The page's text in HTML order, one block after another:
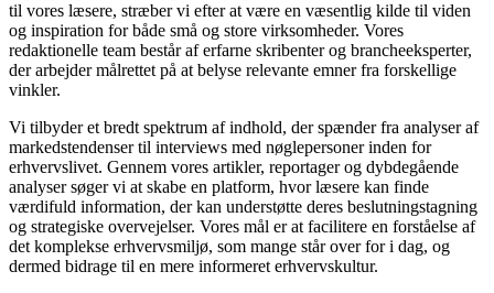
til vores læsere, stræber vi efter at være en væsentlig kilde til viden
og inspiration for både små og store virksomheder. Vores
redaktionelle team består af erfarne skribenter og brancheeksperter,
der arbejder målrettet på at belyse relevante emner fra forskellige
vinkler.
Vi tilbyder et bredt spektrum af indhold, der spænder fra analyser af
markedstendenser til interviews med nøglepersoner inden for
erhvervslivet. Gennem vores artikler, reportager og dybdegående
analyser søger vi at skabe en platform, hvor læsere kan finde
værdifuld information, der kan understøtte deres beslutningstagning
og strategiske overvejelser. Vores mål er at facilitere en forståelse af
det komplekse erhvervsmiljø, som mange står over for i dag, og
dermed bidrage til en mere informeret erhvervskultur.